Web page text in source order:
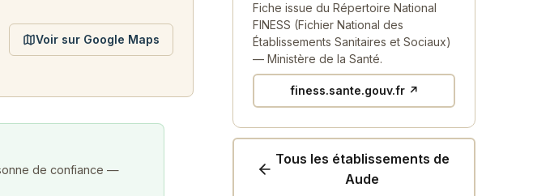
Voir sur Google Maps
de confiance —
Fiche issue du Répertoire National
FINESS (Fichier National des
Établissements Sanitaires et Sociaux)
— Ministère de la Santé.
finess.sante.gouv.fr ↗
Tous les établissements de
Aude